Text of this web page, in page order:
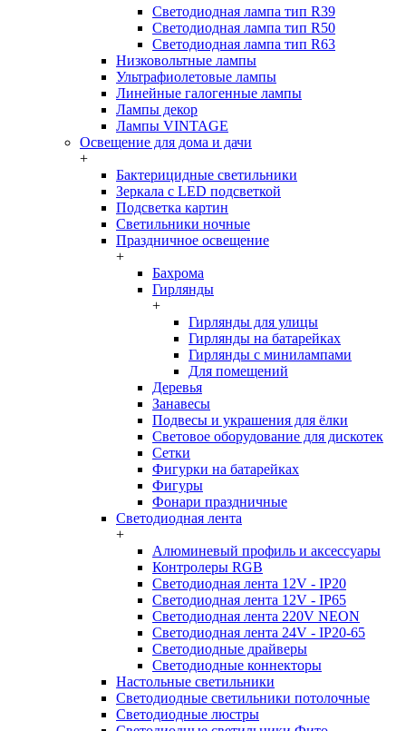
Светодиодная лампа тип R39
Светодиодная лампа тип R50
Светодиодная лампа тип R63
Низковольтные лампы
Ультрафиолетовые лампы
Линейные галогенные лампы
Лампы декор
Лампы VINTAGE
Освещение для дома и дачи
+
Бактерицидные светильники
Зеркала с LED подсветкой
Подсветка картин
Светильники ночные
Праздничное освещение
+
Бахрома
Гирлянды
+
Гирлянды для улицы
Гирлянды на батарейках
Гирлянды с минилампами
Для помещений
Деревья
Занавесы
Подвесы и украшения для ёлки
Световое оборудование для дискотек
Сетки
Фигурки на батарейках
Фигуры
Фонари праздничные
Светодиодная лента
+
Алюминевый профиль и аксессуары
Контролеры RGB
Светодиодная лента 12V - IP20
Светодиодная лента 12V - IP65
Светодиодная лента 220V NEON
Светодиодная лента 24V - IP20-65
Светодиодные драйверы
Светодиодные коннекторы
Настольные светильники
Светодиодные светильники потолочные
Светодиодные люстры